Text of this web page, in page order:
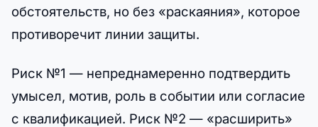
обстоятельств, но без «раскаяния», которое
противоречит линии защиты.
Риск №1 — непреднамеренно подтвердить
умысел, мотив, роль в событии или согласие
с квалификацией. Риск №2 — «расширить»